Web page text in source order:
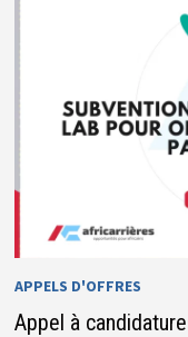
APPELS D'OFFRES
Appel à